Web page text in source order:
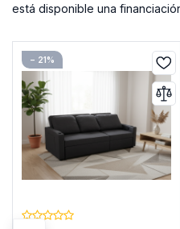
está disponible una
− 21%